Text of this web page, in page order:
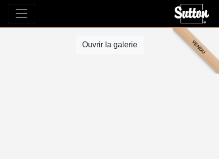
VENDU
Ouvrir la galerie